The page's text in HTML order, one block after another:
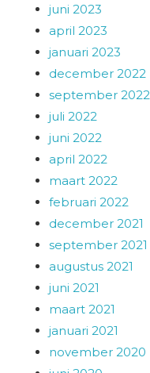
juni 2023
april 2023
januari 2023
december 2022
september 2022
juli 2022
juni 2022
april 2022
maart 2022
februari 2022
december 2021
september 2021
augustus 2021
juni 2021
maart 2021
januari 2021
november 2020